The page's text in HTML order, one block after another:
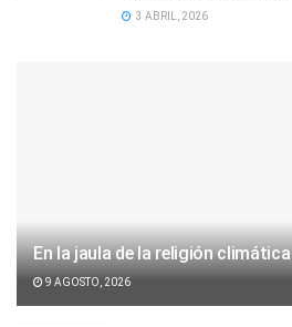
3 ABRIL, 2026
En la jaula de la religión climática
9 AGOSTO, 2026